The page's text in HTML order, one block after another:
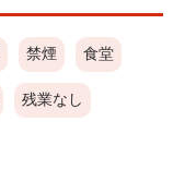
禁煙 食堂
残業なし